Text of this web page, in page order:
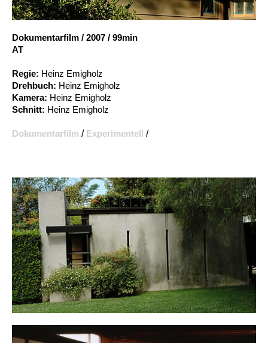
Account
Dokumentarfilm / 2007 / 99min
AT
Regie: Heinz Emigholz
Drehbuch: Heinz Emigholz
Kamera: Heinz Emigholz
Schnitt: Heinz Emigholz
Dokumentarfilm / Experimentell /